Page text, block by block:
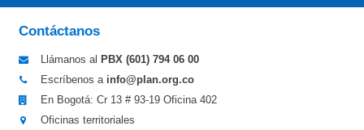
Contáctanos
Llámanos al PBX (601) 794 06 00
Escríbenos a info@plan.org.co
En Bogotá: Cr 13 # 93-19 Oficina 402
Oficinas territoriales